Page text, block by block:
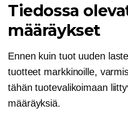
Tiedossa
määräykset
Ennen kuin tuot uuden
tuotteet markkinoille,
tähän tuotevalikoimaan
määräyksiä.